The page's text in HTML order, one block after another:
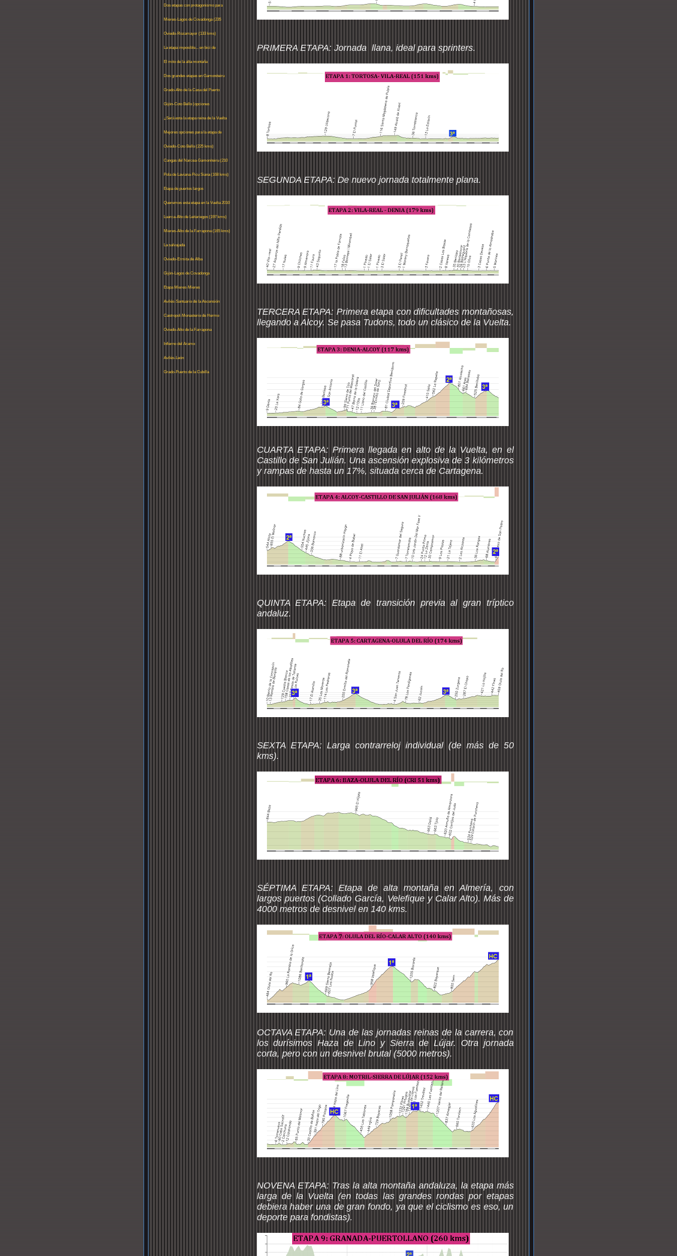
Dos etapas con protagonismo para
Trobaniello
Mieres-Lagos de Covadonga (235
kms)
Oviedo-Rozamayor (133 kms)
La etapa imposible... en bici de
carretera
El mito de la alta montaña
Dos grandes etapas en Gamoniteiru
Grado-Alto de la Casa del Puerto
Gijón-Coto Bello (opciones
alternativas)
¿Será esta la etapa reina de la Vuelta
2010?
Mejores opciones para la etapa de
Coto Bello
Oviedo-Coto Bello (225 kms)
Cangas del Narcea-Gamoniteiru (210
kms)
Pola de Laviana-Picu Siana (168 kms)
Etapa de puertos largos
Queremos esta etapa en la Vuelta 2010
Luarca-Alto de Leitariegos (197 kms)
Mieres-Alto de la Farrapona (165 kms)
La salvajada
Oviedo-Ermita de Alba
Gijón-Lagos de Covadonga
Etapa Mieres-Mieres
Avilés-Santuario de la Ascensión
Castropol-Monasterio de Hermo
Oviedo-Alto de la Farrapona
Infierno del Aramo
Avilés-León
Grado-Puerto de la Cubilla
PRIMERA ETAPA: Jornada llana, ideal para sprinters.
SEGUNDA ETAPA: De nuevo jornada totalmente plana.
TERCERA ETAPA: Primera etapa con dificultades montañosas,
llegando a Alcoy. Se pasa Tudons, todo un clásico de la Vuelta.
CUARTA ETAPA: Primera llegada en alto de la Vuelta, en el
Castillo de San Julián. Una ascensión explosiva de 3 kilómetros
y rampas de hasta un 17%, situada cerca de Cartagena.
QUINTA ETAPA: Etapa de transición previa al gran tríptico
andaluz.
SEXTA ETAPA: Larga contrarreloj individual (de más de 50
kms).
SÉPTIMA ETAPA: Etapa de alta montaña en Almería, con
largos puertos (Collado García, Velefique y Calar Alto). Más de
4000 metros de desnivel en 140 kms.
OCTAVA ETAPA: Una de las jornadas reinas de la carrera, con
los durísimos Haza de Lino y Sierra de Lújar. Otra jornada
corta, pero con un desnivel brutal (5000 metros).
NOVENA ETAPA: Tras la alta montaña andaluza, la etapa más
larga de la Vuelta (en todas las grandes rondas por etapas
debiera haber una de gran fondo, ya que el ciclismo es eso, un
deporte para fondistas).